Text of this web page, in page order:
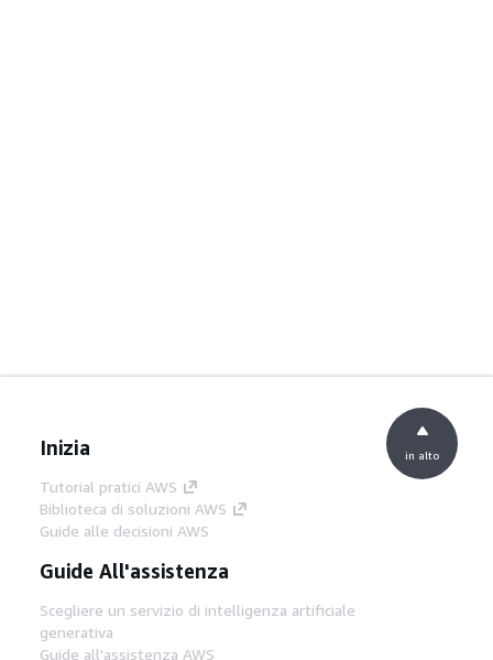
Inizia
Tutorial pratici AWS
Biblioteca di soluzioni AWS
Guide alle decisioni AWS
Guide All'assistenza
Scegliere un servizio di intelligenza artificiale
generativa
Guide all'assistenza AWS
in alto